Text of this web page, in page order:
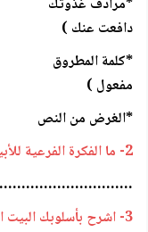
دافعت عنك )
*كلمة المطروق
مفعول )
*الغرض من النص
2- ما الفكرة الفرعية للأبيات السابقة :
3- اشرح بأسلوبك البيت الثالث ؟